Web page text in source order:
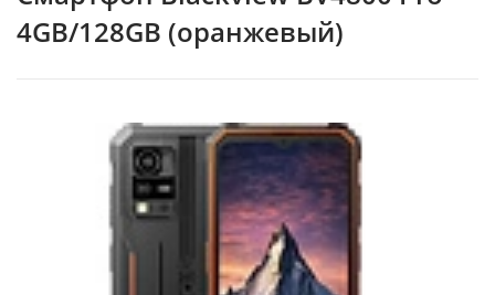
4GB/128GB (оранжевый)